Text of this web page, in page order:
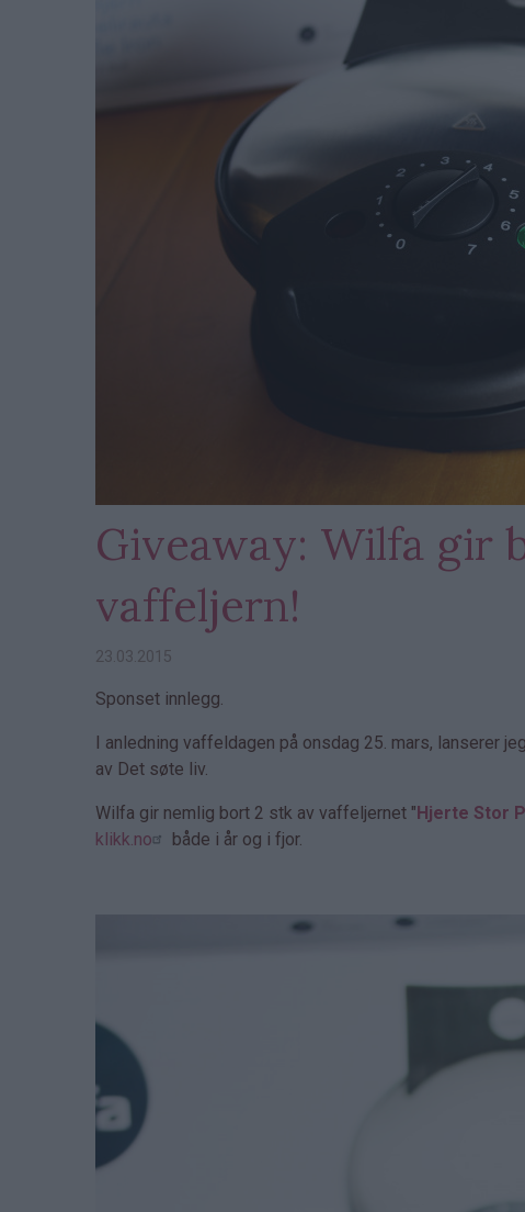
Giveaway: Wilfa gir
vaffeljern!
23.03.2015
Sponset innlegg.
I anledning vaffeldagen på onsdag 25. mars, lanserer
av Det søte liv.
Wilfa gir nemlig bort 2 stk av vaffeljernet "Hjerte Stor
klikk.no
både i år og i fjor.